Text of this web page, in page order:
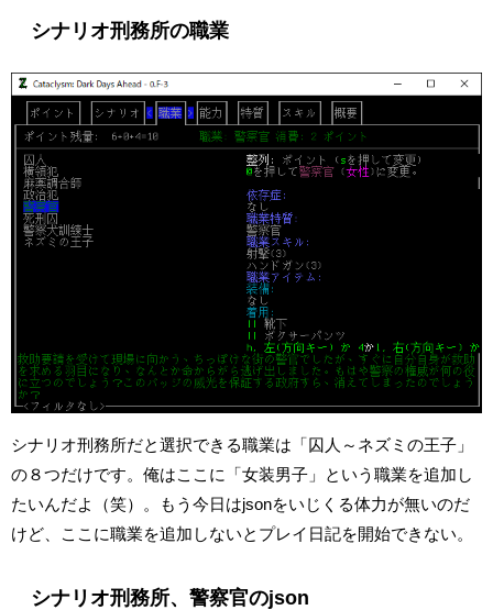
シナリオ刑務所の職業
シナリオ刑務所だと選択できる職業は「囚人～ネズミの王子」
の８つだけです。俺はここに「女装男子」という職業を追加し
たいんだよ（笑）。もう今日はjsonをいじくる体力が無いのだ
けど、ここに職業を追加しないとプレイ日記を開始できない。
シナリオ刑務所、警察官のjson